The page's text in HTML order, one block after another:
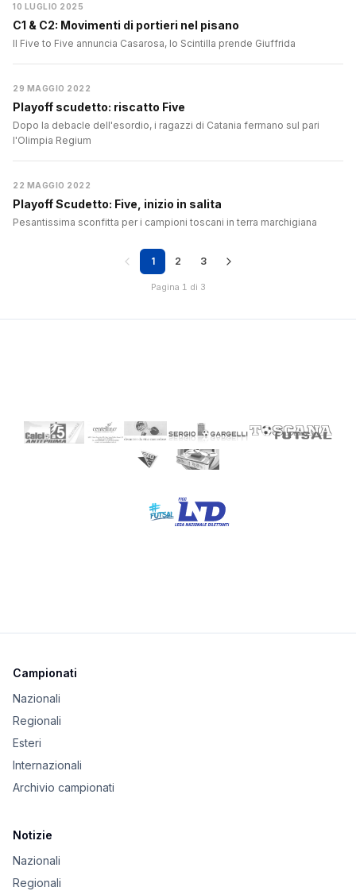
10 LUGLIO 2025
C1 & C2: Movimenti di portieri nel pisano
Il Five to Five annuncia Casarosa, lo Scintilla prende Giuffrida
29 MAGGIO 2022
Playoff scudetto: riscatto Five
Dopo la debacle dell'esordio, i ragazzi di Catania fermano sul pari
l'Olimpia Regium
22 MAGGIO 2022
Playoff Scudetto: Five, inizio in salita
Pesantissima sconfitta per i campioni toscani in terra marchigiana
1 2 3
Pagina 1 di 3
Campionati
Nazionali
Regionali
Esteri
Internazionali
Archivio campionati
Notizie
Nazionali
Regionali